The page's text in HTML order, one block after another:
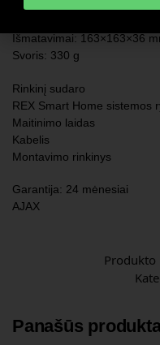
Išmatavimai: 163×163×36
Svoris: 330 g
Rinkinį sudaro
REX Smart Home sistemos
Maitinimo laidas
Kabelis
Montavimo rinkinys
Garantija: 24 mėnesiai
AJAX
Produkto
Panašūs